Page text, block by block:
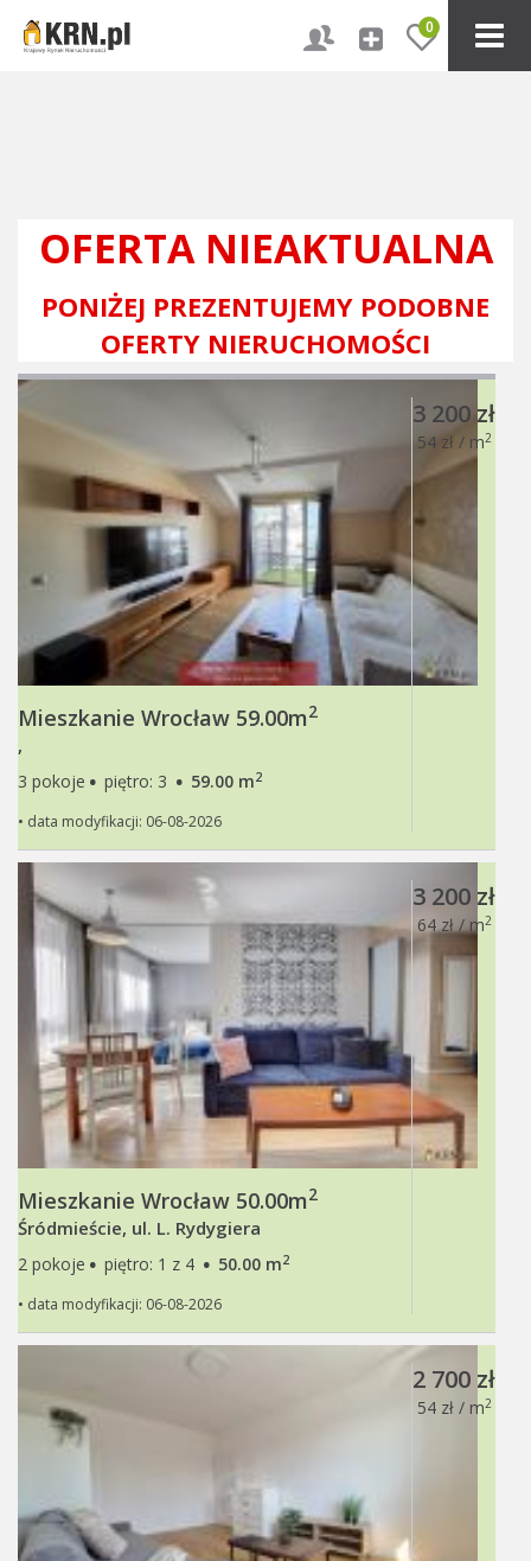
0
OFERTA NIEAKTUALNA
PONIŻEJ PREZENTUJEMY PODOBNE
OFERTY NIERUCHOMOŚCI
Mieszkanie Wrocław 59.00m2
,
3 pokoje · piętro: 3 · 59.00 m2
• data modyfikacji: 06-08-2026
3 200 zł
54 zł / m2
Mieszkanie Wrocław 50.00m2
Śródmieście, ul. L. Rydygiera
2 pokoje · piętro: 1 z 4 · 50.00 m2
• data modyfikacji: 06-08-2026
3 200 zł
64 zł / m2
2 700 zł
54 zł / m2